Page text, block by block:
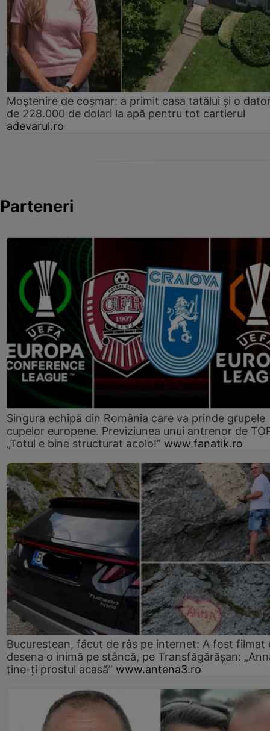
Moștenire de coșmar: a primit casa tatălui și o
de 228.000 de dolari la apă pentru tot cartierul
adevarul.ro
Parteneri
Singura echipă din România care va prinde grupele
cupelor europene. Previziunea unui antrenor de
„Totul e bine structurat acolo!” www.fanatik.ro
Bucureștean, făcut de râs pe internet: A fost filmat
desena o inimă pe stâncă, pe Transfăgărășan:
ține-ți prostul acasă” www.antena3.ro